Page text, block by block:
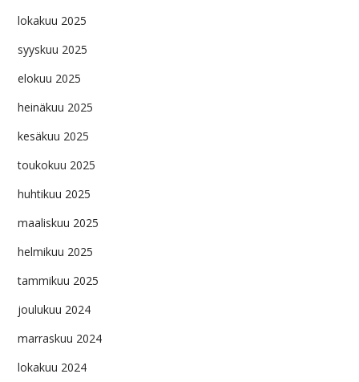
lokakuu 2025
syyskuu 2025
elokuu 2025
heinäkuu 2025
kesäkuu 2025
toukokuu 2025
huhtikuu 2025
maaliskuu 2025
helmikuu 2025
tammikuu 2025
joulukuu 2024
marraskuu 2024
lokakuu 2024